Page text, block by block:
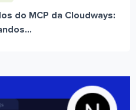
do MCP da Cloudways: